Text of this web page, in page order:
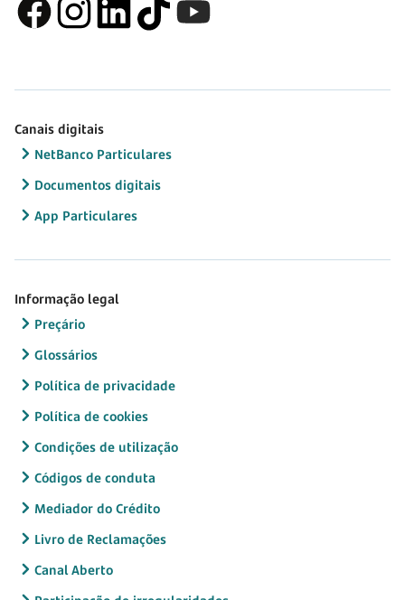
Canais digitais
NetBanco Particulares
Documentos digitais
App Particulares
Informação legal
Preçário
Glossários
Política de privacidade
Política de cookies
Condições de utilização
Códigos de conduta
Mediador do Crédito
Livro de Reclamações
Canal Aberto